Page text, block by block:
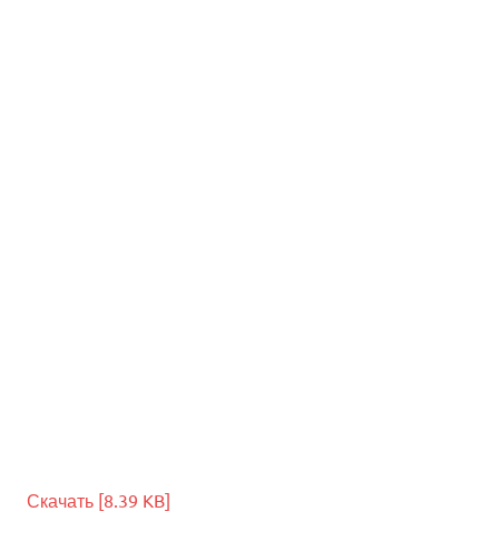
Скачать [8.39 KB]